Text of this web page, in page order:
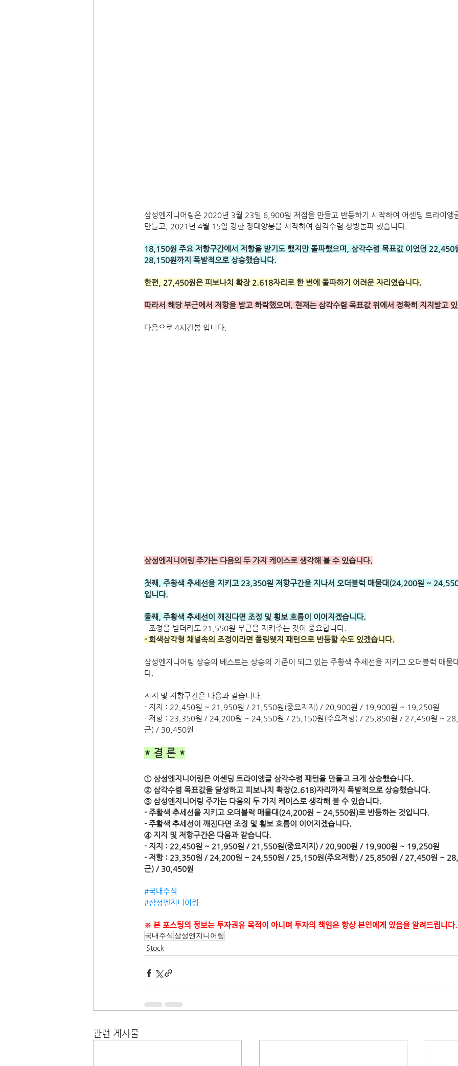
삼성엔지니어링은 2020년 3월 23일 6,900원 저점을 만들고 반등하기 시작하여 어센딩 트라이엥
만들고, 2021년 4월 15일 강한 장대양봉을 시작하여 삼각수렴 상방돌파 했습니다.
18,150원 주요 저항구간에서 저항을 받기도 했지만 돌파했으며, 삼각수렴 목표값 이었던 22,450
28,150원까지 폭발적으로 상승했습니다.
한편, 27,450원은 피보나치 확장 2.618자리로 한 번에 돌파하기 어려운 자리였습니다.
따라서 해당 부근에서 저항을 받고 하락했으며, 현재는 삼각수렴 목표값 위에서 정확히 지지받고
다음으로 4시간봉 입니다.
삼성엔지니어링 주가는 다음의 두 가지 케이스로 생각해 볼 수 있습니다.
첫째, 주황색 추세선을 지키고 23,350원 저항구간을 지나서 오더블럭 매물대(24,200원 ~
입니다.
둘째, 주황색 추세선이 깨진다면 조정 및 횡보 흐름이 이어지겠습니다.
- 조정을 받더라도 21,550원 부근을 지켜주는 것이 중요합니다.
- 회색삼각형 채널속의 조정이라면 폴링웻지 패턴으로 반등할 수도 있겠습니다.
삼성엔지니어링 상승의 베스트는 상승의 기준이 되고 있는 주황색 추세선을 지키고 오더블럭 매물
다.
지지 및 저항구간은 다음과 같습니다.
- 지지 : 22,450원 ~ 21,950원 / 21,550원(중요지지) / 20,900원 / 19,900원 ~ 19,250원
- 저항 : 23,350원 / 24,200원 ~ 24,550원 / 25,150원(주요저항) / 25,850원 / 27,450원 ~
근) / 30,450원
* 결 론 *
① 삼성엔지니어링은 어센딩 트라이엥글 삼각수렴 패턴을 만들고 크게 상승했습니다.
② 삼각수렴 목표값을 달성하고 피보나치 확장(2.618)자리까지 폭발적으로 상승했습니다.
③ 삼성엔지니어링 주가는 다음의 두 가지 케이스로 생각해 볼 수 있습니다.
- 주황색 추세선을 지키고 오더블럭 매물대(24,200원 ~ 24,550원)로 반등하는 것입니다.
- 주황색 추세선이 깨진다면 조정 및 횡보 흐름이 이어지겠습니다.
④ 지지 및 저항구간은 다음과 같습니다.
- 지지 : 22,450원 ~ 21,950원 / 21,550원(중요지지) / 20,900원 / 19,900원 ~ 19,250원
- 저항 : 23,350원 / 24,200원 ~ 24,550원 / 25,150원(주요저항) / 25,850원 / 27,450원 ~
근) / 30,450원
#국내주식
#삼성엔지니어링
※ 본 포스팅의 정보는 투자권유 목적이 아니며 투자의 책임은 항상 본인에게 있음을 알려드립니다.
국내주식 삼성엔지니어링
Stock
관련 게시물